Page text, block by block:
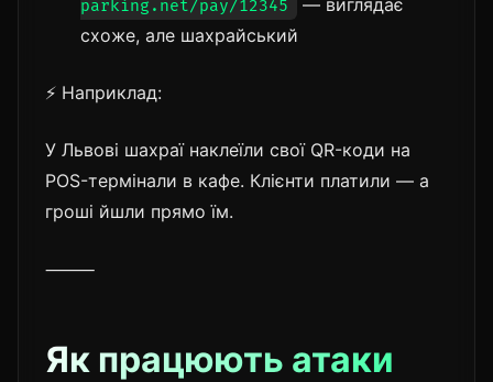
parking.net/pay/12345
схоже, але шахрайський
⚡ Наприклад:
У Львові шахраї наклеїли свої QR-коди на
POS-термінали в кафе. Клієнти платили — а
гроші йшли прямо їм.
⸻
Як працюють атаки